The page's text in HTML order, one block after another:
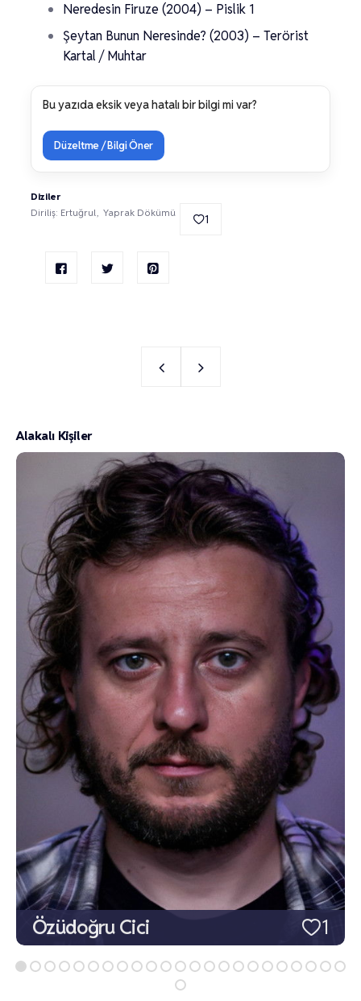
Neredesin Firuze (2004) – Pislik 1
Şeytan Bunun Neresinde? (2003) – Terörist
Kartal / Muhtar
Bu yazıda eksik veya hatalı bir bilgi mi var?
Düzeltme / Bilgi Öner
Diziler
Diriliş: Ertuğrul Yaprak Dökümü 1
Alakalı Kişiler
1
Özüdoğru Cici